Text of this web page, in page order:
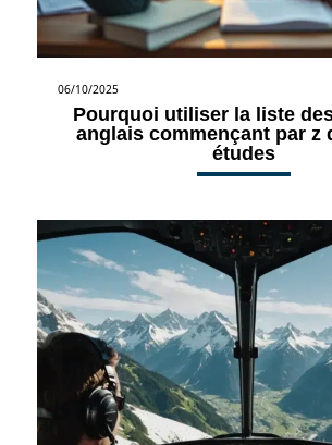
06/10/2025
Pourquoi utiliser la liste
anglais commençant par z
études